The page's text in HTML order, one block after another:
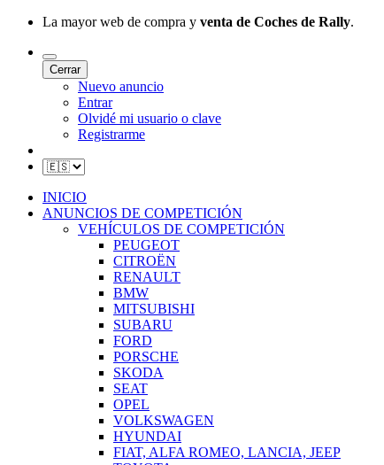
La mayor web de compra y venta de Coches de Rally.
Cerrar
Nuevo anuncio
Entrar
Olvidé mi usuario o clave
Registrarme
INICIO
ANUNCIOS DE COMPETICIÓN
VEHÍCULOS DE COMPETICIÓN
PEUGEOT
CITROËN
RENAULT
BMW
MITSUBISHI
SUBARU
FORD
PORSCHE
SKODA
SEAT
OPEL
VOLKSWAGEN
HYUNDAI
FIAT, ALFA ROMEO, LANCIA, JEEP